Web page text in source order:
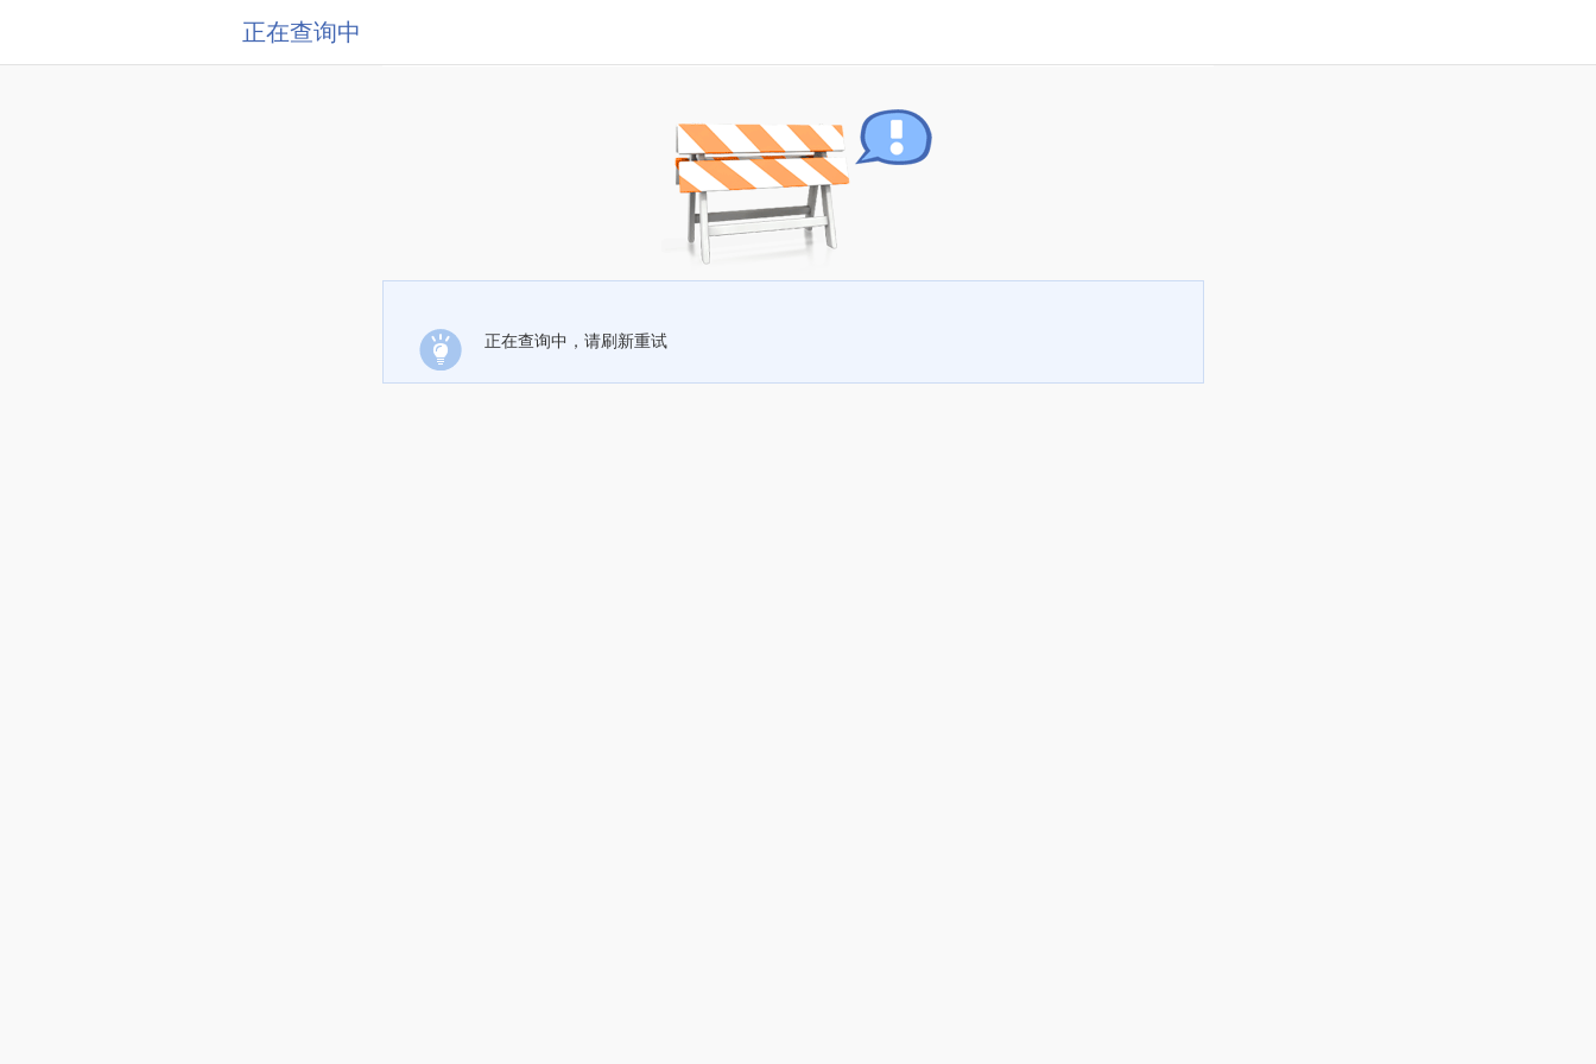
正在查询中
正在查询中，请刷新重试